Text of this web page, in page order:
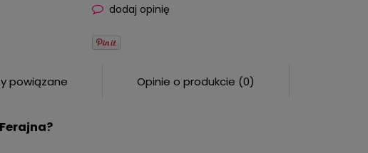
dodaj opinię
powiązane Opinie o produkcie (0)